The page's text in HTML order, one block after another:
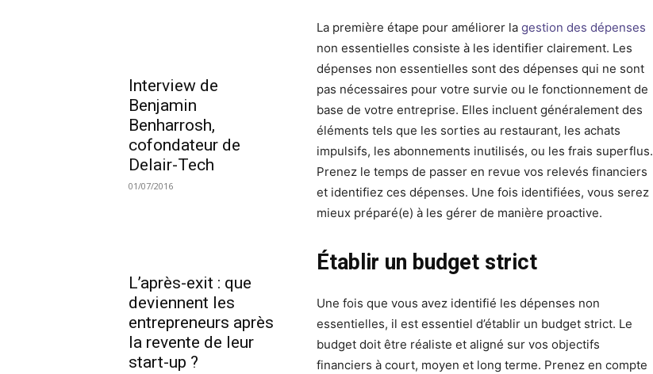
Interview de
Benjamin
Benharrosh,
cofondateur de
Delair-Tech
01/07/2016
L’après-exit : que
deviennent les
entrepreneurs après
la revente de leur
start-up ?
La première étape pour améliorer lagestion des dépenses
non essentielles consiste à les identifier clairement. Les
dépenses non essentielles sont des dépenses qui ne sont
pas nécessaires pour votre survie ou le fonctionnement de
base de votre entreprise. Elles incluent généralement des
éléments tels que les sorties au restaurant, les achats
impulsifs, les abonnements inutilisés, ou les frais superflus.
Prenez le temps de passer en revue vos relevés financiers
et identifiez ces dépenses. Une fois identifiées, vous serez
mieux préparé(e) à les gérer de manière proactive.
Établir un budget strict
Une fois que vous avez identifié les dépenses non
essentielles, il est essentiel d’établir un budget strict. Le
budget doit être réaliste et aligné sur vos objectifs
financiers à court, moyen et long terme. Prenez en compte